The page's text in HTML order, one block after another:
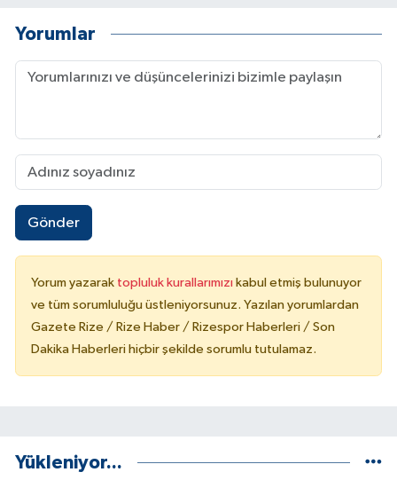
Yorumlar
Gönder
Yorum yazarak topluluk kurallarımızı kabul etmiş bulunuyor
ve tüm sorumluluğu üstleniyorsunuz. Yazılan yorumlardan
Gazete Rize / Rize Haber / Rizespor Haberleri / Son
Dakika Haberleri hiçbir şekilde sorumlu tutulamaz.
Yükleniyor...